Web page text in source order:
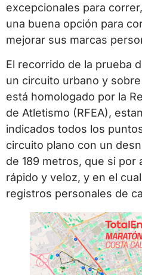
excepcionales para
una buena opción para
mejorar sus marcas
El recorrido de la prueba
un circuito urbano y
está homologado por la
de Atletismo (RFEA),
indicados todos los
circuito plano con un
de 189 metros, que si por
rápido y veloz, y en el
registros personales de